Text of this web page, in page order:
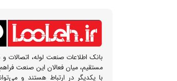
بانک اطلاعات صنعت لوله، اتصالات و
مستقیم، میان فعالان این صنعت
با یکدیگر در ارتباط هستند و